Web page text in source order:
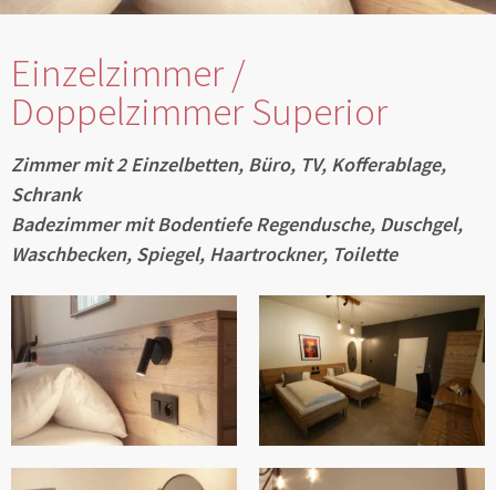
Einzelzimmer /
Doppelzimmer Superior
Zimmer mit 2 Einzelbetten, Büro, TV, Kofferablage,
Schrank
Badezimmer mit Bodentiefe Regendusche, Duschgel,
Waschbecken, Spiegel, Haartrockner, Toilette